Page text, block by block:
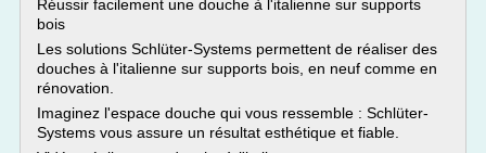
Réussir facilement une douche à l'italienne sur supports
bois
Les solutions Schlüter-Systems permettent de réaliser des
douches à l'italienne sur supports bois, en neuf comme en
rénovation.
Imaginez l'espace douche qui vous ressemble : Schlüter-
Systems vous assure un résultat esthétique et fiable.